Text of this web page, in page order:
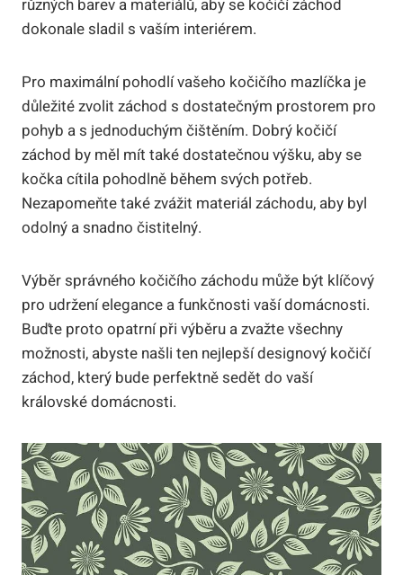
různých barev a materiálů, aby se kočičí záchod
dokonale sladil s vaším interiérem.
Pro maximální pohodlí vašeho kočičího mazlíčka je
důležité zvolit záchod s dostatečným prostorem pro
pohyb a s jednoduchým čištěním. Dobrý kočičí
záchod by měl mít také dostatečnou výšku, aby se
kočka cítila pohodlně během svých potřeb.
Nezapomeňte také zvážit materiál záchodu, aby byl
odolný a snadno čistitelný.
Výběr správného kočičího záchodu může být klíčový
pro udržení elegance a funkčnosti vaší domácnosti.
Buďte proto opatrní při výběru a zvažte všechny
možnosti, abyste našli ten nejlepší designový kočičí
záchod, který bude perfektně sedět do vaší
královské domácnosti.